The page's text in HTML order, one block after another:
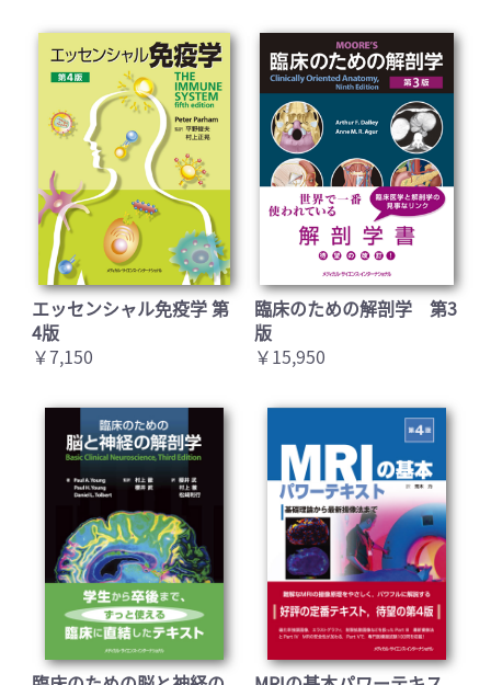
エッセンシャル免疫学 第
4版
￥7,150
臨床のための解剖学 第3
版
￥15,950